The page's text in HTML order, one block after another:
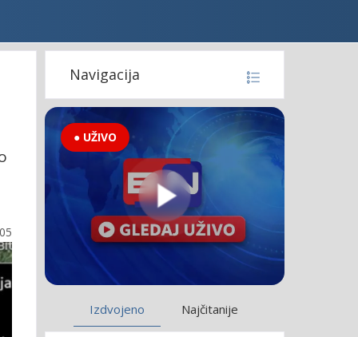
Navigacija
● UŽIVO
Izdvojeno Najčitanije